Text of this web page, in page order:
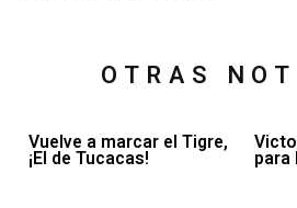
OTRAS
Vuelve a marcar el Tigre,
¡El de Tucacas! para